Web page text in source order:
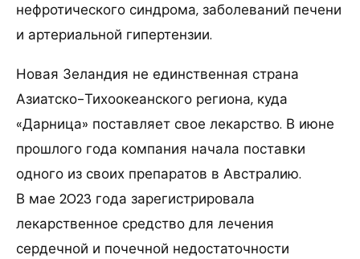
нефротического синдрома, заболеваний печени
и артериальной гипертензии.
Новая Зеландия не единственная страна
Азиатско-Тихоокеанского региона, куда
«Дарница» поставляет свое лекарство. В июне
прошлого года компания начала поставки
одного из своих препаратов в Австралию.
В мае 2023 года зарегистрировала
лекарственное средство для лечения
сердечной и почечной недостаточности